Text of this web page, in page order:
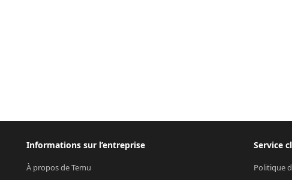
Informations sur l’entreprise
À propos de Temu
Service
Politique